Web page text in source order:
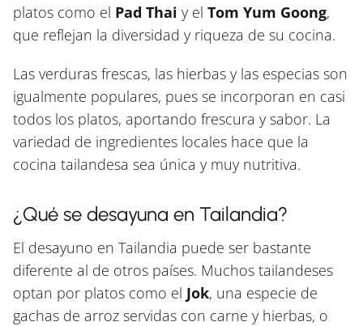
platos como el Pad Thai y el Tom Yum Goong,
que reflejan la diversidad y riqueza de su cocina.
Las verduras frescas, las hierbas y las especias son
igualmente populares, pues se incorporan en casi
todos los platos, aportando frescura y sabor. La
variedad de ingredientes locales hace que la
cocina tailandesa sea única y muy nutritiva.
¿Qué se desayuna en Tailandia?
El desayuno en Tailandia puede ser bastante
diferente al de otros países. Muchos tailandeses
optan por platos como el Jok, una especie de
gachas de arroz servidas con carne y hierbas, o